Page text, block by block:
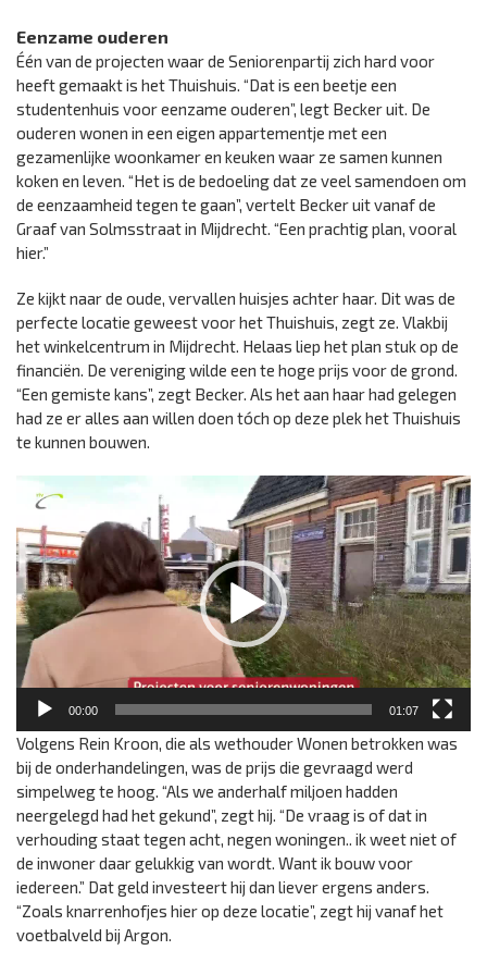
Eenzame ouderen
Één van de projecten waar de Seniorenpartij zich hard voor
heeft gemaakt is het Thuishuis. “Dat is een beetje een
studentenhuis voor eenzame ouderen”, legt Becker uit. De
ouderen wonen in een eigen appartementje met een
gezamenlijke woonkamer en keuken waar ze samen kunnen
koken en leven. “Het is de bedoeling dat ze veel samendoen om
de eenzaamheid tegen te gaan”, vertelt Becker uit vanaf de
Graaf van Solmsstraat in Mijdrecht. “Een prachtig plan, vooral
hier.”
Ze kijkt naar de oude, vervallen huisjes achter haar. Dit was de
perfecte locatie geweest voor het Thuishuis, zegt ze. Vlakbij
het winkelcentrum in Mijdrecht. Helaas liep het plan stuk op de
financiën. De vereniging wilde een te hoge prijs voor de grond.
“Een gemiste kans”, zegt Becker. Als het aan haar had gelegen
had ze er alles aan willen doen tóch op deze plek het Thuishuis
te kunnen bouwen.
Videospeler
00:00 01:07
Volgens Rein Kroon, die als wethouder Wonen betrokken was
bij de onderhandelingen, was de prijs die gevraagd werd
simpelweg te hoog. “Als we anderhalf miljoen hadden
neergelegd had het gekund”, zegt hij. “De vraag is of dat in
verhouding staat tegen acht, negen woningen.. ik weet niet of
de inwoner daar gelukkig van wordt. Want ik bouw voor
iedereen.” Dat geld investeert hij dan liever ergens anders.
“Zoals knarrenhofjes hier op deze locatie”, zegt hij vanaf het
voetbalveld bij Argon.